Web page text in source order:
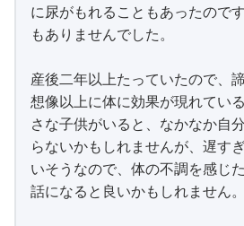
に尿がもれることもあったので
もありませんでした。
産後二年以上たっていたので、
想像以上に体に効果が現れてい
さな子供がいると、なかなか自
らないかもしれませんが、遅す
いそうなので、体の不調を感じ
話になると良いかもしれません。